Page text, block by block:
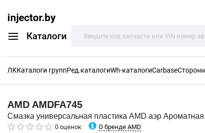
injector.by
Каталоги
ЛККаталоги группРед.каталогиWh-каталогиCarbase
AMD AMDFA745
Смазка универсальная пластика AMD аэр
0 оценок О бренде AMD